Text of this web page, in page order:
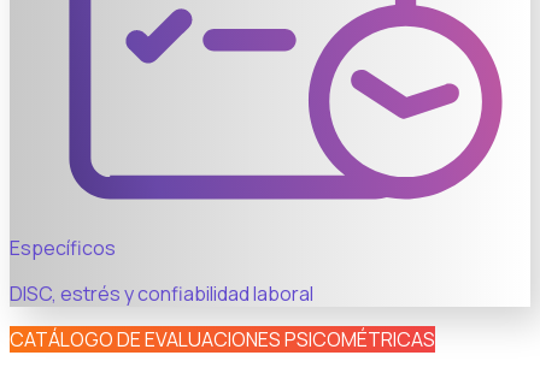
Específicos
DISC, estrés y confiabilidad laboral
CATÁLOGO DE EVALUACIONES PSICOMÉTRICAS